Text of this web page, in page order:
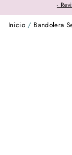
-
Inicio / Bandolera